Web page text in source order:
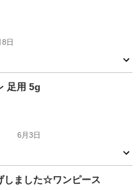
8日
ブラスト
未使用☆デオナチュレ 足用 5g
6月3日
デオナチュレ
しました☆ワンピース